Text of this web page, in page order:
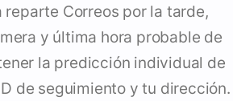
reparte Correos por la tarde,
y última hora probable de
la predicción individual de
de seguimiento y tu dirección.